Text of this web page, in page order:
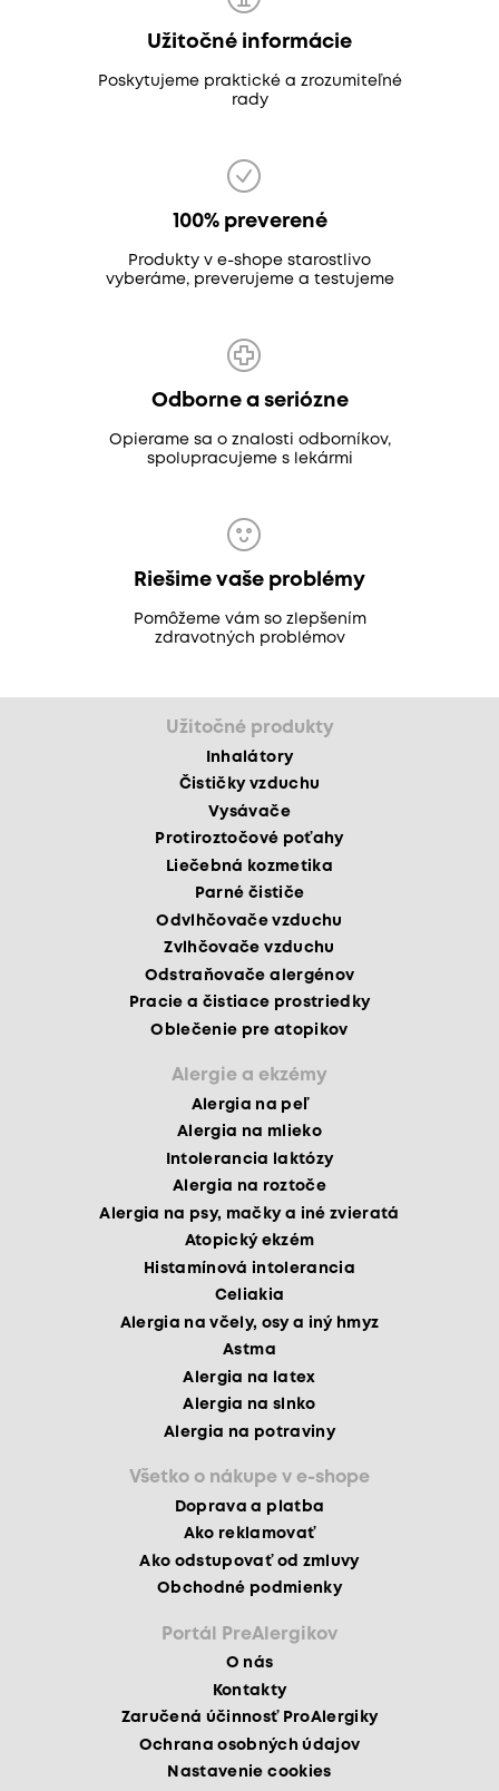
Užitočné informácie
Poskytujeme praktické a zrozumiteľné
rady
100% preverené
Produkty v e-shope starostlivo
vyberáme, preverujeme a testujeme
Odborne a seriózne
Opierame sa o znalosti odborníkov,
spolupracujeme s lekármi
Riešime vaše problémy
Pomôžeme vám so zlepšením
zdravotných problémov
Užitočné produkty
Inhalátory
Čističky vzduchu
Vysávače
Protiroztočové poťahy
Liečebná kozmetika
Parné čističe
Odvlhčovače vzduchu
Zvlhčovače vzduchu
Odstraňovače alergénov
Pracie a čistiace prostriedky
Oblečenie pre atopikov
Alergie a ekzémy
Alergia na peľ
Alergia na mlieko
Intolerancia laktózy
Alergia na roztoče
Alergia na psy, mačky a iné zvieratá
Atopický ekzém
Histamínová intolerancia
Celiakia
Alergia na včely, osy a iný hmyz
Astma
Alergia na latex
Alergia na slnko
Alergia na potraviny
Všetko o nákupe v e-shope
Doprava a platba
Ako reklamovať
Ako odstupovať od zmluvy
Obchodné podmienky
Portál PreAlergikov
O nás
Kontakty
Zaručená účinnosť ProAlergiky
Ochrana osobných údajov
Nastavenie cookies